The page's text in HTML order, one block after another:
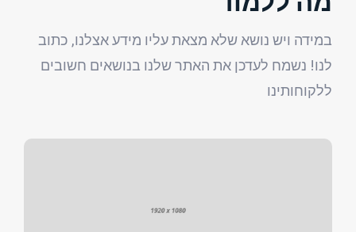
במידה ויש נושא שלא מצאת עליו מידע אצלנו, כתוב
לנו! נשמח לעדכן את האתר שלנו בנושאים חשובים
ללקוחותינו